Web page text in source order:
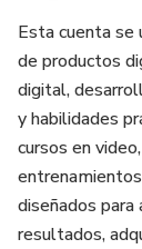
Esta cuenta se
de productos
digital,
y habilidades
cursos en
diseñados para
resultados,